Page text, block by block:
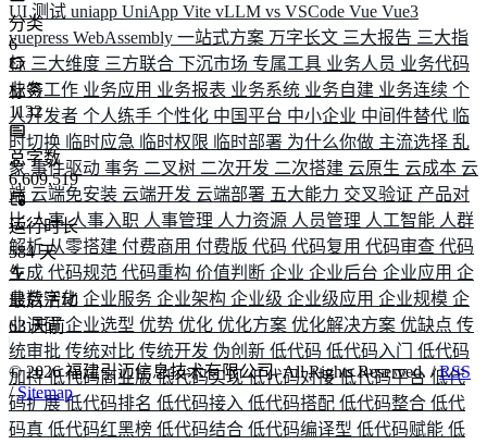
UI 测试 uniapp UniApp Vite vLLM vs VSCode Vue Vue3
vuepress WebAssembly 一站式方案 万字长文 三大报告 三大指
标 三大维度 三方联合 下沉市场 专属工具 业务人员 业务代码
业务工作 业务应用 业务报表 业务系统 业务自建 业务连续 个
人开发者 个人练手 个性化 中国平台 中小企业 中间件替代 临
时切换 临时应急 临时权限 临时部署 为什么你做 主流选择 乱
象 事件驱动 事务 二叉树 二次开发 二次搭建 云原生 云成本 云
端 云端免安装 云端开发 云端部署 五大能力 交叉验证 产品对
比人事人事入职 人事管理 人力资源 人员管理 人工智能 人群
解析从零搭建 付费商用 付费版 代码 代码复用 代码审查 代码
生成 代码规范 代码重构 价值判断 企业 企业后台 企业应用 企
业数字化 企业服务 企业架构 企业级 企业级应用 企业规模 企
业调研企业选型 优势 优化 优化方案 优化解决方案 优缺点 传
统审批 传统对比 传统开发 伪创新 低代码 低代码入门 低代码
加持低代码商业版低代码实现低代码对接低代码平台 低代
码扩展低代码排名 低代码接入 低代码搭配 低代码整合 低代
码真 低代码红黑榜 低代码结合 低代码编译型 低代码赋能 低
分类
6
标签
1132
总字数
6,609,519
运行时长
584 天
最后活动
63 天前
©2026福建引迈信息技术有限公司. All Rights Reserved. /RSS
/Sitemap